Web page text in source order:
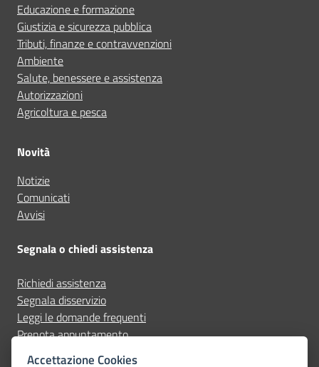
Educazione e formazione
Giustizia e sicurezza pubblica
Tributi, finanze e contravvenzioni
Ambiente
Salute, benessere e assistenza
Autorizzazioni
Agricoltura e pesca
Novità
Notizie
Comunicati
Avvisi
Segnala o chiedi assistenza
Richiedi assistenza
Segnala disservizio
Leggi le domande frequenti
Prenota appuntamento
Accettazione Cookies